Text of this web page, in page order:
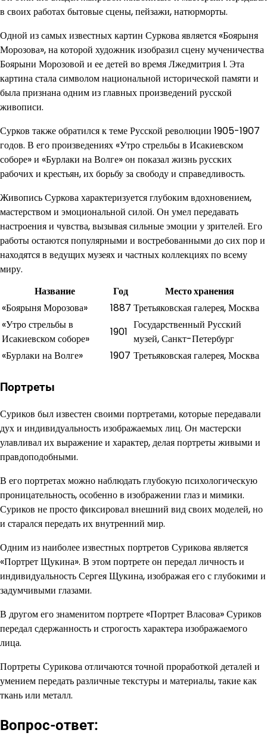
в своих работах бытовые сцены, пейзажи, натюрморты.
Одной из самых известных картин Суркова является «Боярыня
Морозова», на которой художник изобразил сцену мученичества
Боярыни Морозовой и ее детей во время Лжедмитрия I. Эта
картина стала символом национальной исторической памяти и
была признана одним из главных произведений русской
живописи.
Сурков также обратился к теме Русской революции 1905-1907
годов. В его произведениях «Утро стрельбы в Исакиевском
соборе» и «Бурлаки на Волге» он показал жизнь русских
рабочих и крестьян, их борьбу за свободу и справедливость.
Живопись Суркова характеризуется глубоким вдохновением,
мастерством и эмоциональной силой. Он умел передавать
настроения и чувства, вызывая сильные эмоции у зрителей. Его
работы остаются популярными и востребованными до сих пор и
находятся в ведущих музеях и частных коллекциях по всему
миру.
Название
Год
Место хранения
«Боярыня Морозова»
1887 Третьяковская галерея, Москва
«Утро стрельбы в
Исакиевском соборе»
1901
Государственный Русский
музей, Санкт-Петербург
«Бурлаки на Волге»
1907 Третьяковская галерея, Москва
Портреты
Суриков был известен своими портретами, которые передавали
дух и индивидуальность изображаемых лиц. Он мастерски
улавливал их выражение и характер, делая портреты живыми и
правдоподобными.
В его портретах можно наблюдать глубокую психологическую
проницательность, особенно в изображении глаз и мимики.
Суриков не просто фиксировал внешний вид своих моделей, но
и старался передать их внутренний мир.
Одним из наиболее известных портретов Сурикова является
«Портрет Щукина». В этом портрете он передал личность и
индивидуальность Сергея Щукина, изображая его с глубокими и
задумчивыми глазами.
В другом его знаменитом портрете «Портрет Власова» Суриков
передал сдержанность и строгость характера изображаемого
лица.
Портреты Сурикова отличаются точной проработкой деталей и
умением передать различные текстуры и материалы, такие как
ткань или металл.
Вопрос-ответ: